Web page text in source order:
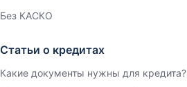
Без КАСКО
Статьи о кредитах
Какие документы нужны для кредита?